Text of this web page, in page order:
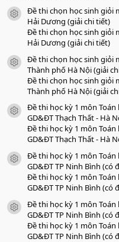
a
o
icon tài liệu
Đề thi chọn học sinh giỏi
Hải Dương (giải chi tiết)
Đề thi chọn học sinh giỏi
Hải Dương (giải chi tiết)
icon tài liệu
Đề thi chọn học sinh giỏi
Thành phố Hà Nội (giải
Đề thi chọn học sinh giỏi
Thành phố Hà Nội (giải
icon tài liệu
Đề thi học kỳ 1 môn Toán
GD&ĐT Thạch Thất - Hà
Đề thi học kỳ 1 môn Toán
GD&ĐT Thạch Thất - Hà
icon tài liệu
Đề thi học kỳ 1 môn Toán
GD&ĐT TP Ninh Bình (có
Đề thi học kỳ 1 môn Toán
GD&ĐT TP Ninh Bình (có
icon tài liệu
Đề thi học kỳ 1 môn Toán
GD&ĐT TP Ninh Bình (có
Đề thi học kỳ 1 môn Toán
GD&ĐT TP Ninh Bình (có